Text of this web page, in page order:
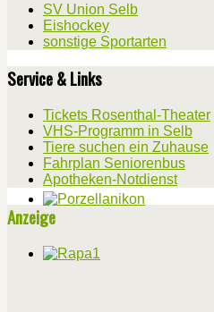
SV Union Selb
Eishockey
sonstige Sportarten
Service & Links
Tickets Rosenthal-Theater
VHS-Programm in Selb
Tiere suchen ein Zuhause
Fahrplan Seniorenbus
Apotheken-Notdienst
Anzeige